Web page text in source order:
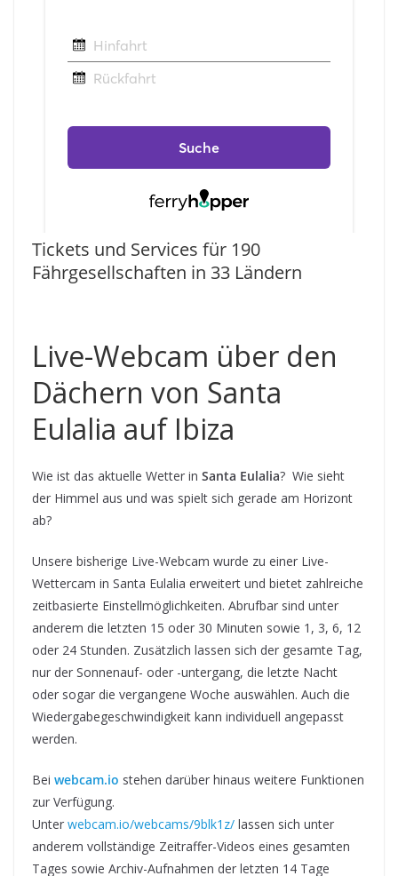
Tickets und Services für 190
Fährgesellschaften in 33 Ländern
Live-Webcam über den
Dächern von Santa
Eulalia auf Ibiza
Wie ist das aktuelle Wetter in Santa Eulalia? Wie sieht
der Himmel aus und was spielt sich gerade am Horizont
ab?
Unsere bisherige Live-Webcam wurde zu einer Live-
Wettercam in Santa Eulalia erweitert und bietet zahlreiche
zeitbasierte Einstellmöglichkeiten. Abrufbar sind unter
anderem die letzten 15 oder 30 Minuten sowie 1, 3, 6, 12
oder 24 Stunden. Zusätzlich lassen sich der gesamte Tag,
nur der Sonnenauf- oder -untergang, die letzte Nacht
oder sogar die vergangene Woche auswählen. Auch die
Wiedergabegeschwindigkeit kann individuell angepasst
werden.
Bei webcam.io stehen darüber hinaus weitere Funktionen
zur Verfügung.
Unter webcam.io/webcams/9blk1z/ lassen sich unter
anderem vollständige Zeitraffer-Videos eines gesamten
Tages sowie Archiv-Aufnahmen der letzten 14 Tage